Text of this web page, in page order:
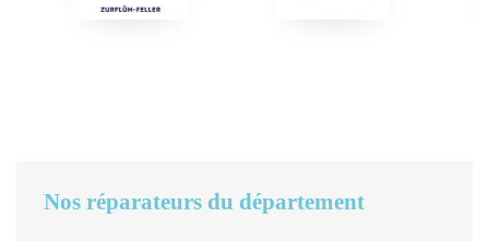
Nos réparateurs du département